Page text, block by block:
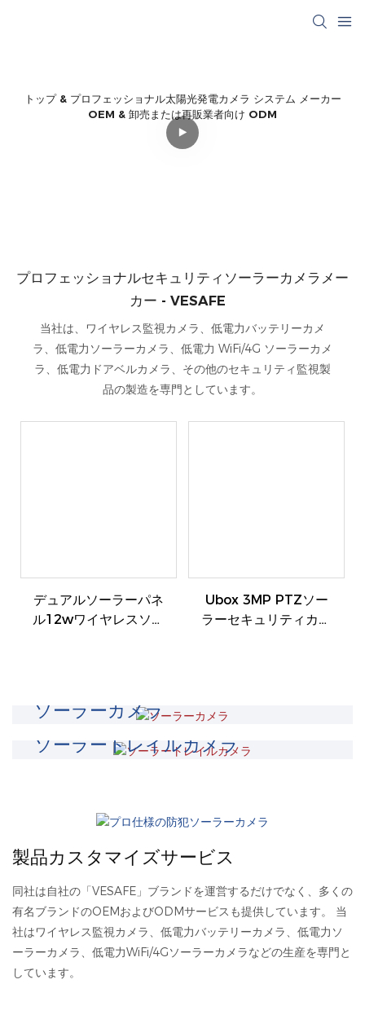
トップ & プロフェッショナル太陽光発電カメラ システム メーカー
OEM & 卸売または再販業者向け ODM
プロフェッショナルセキュリティソーラーカメラメー
カー - VESAFE
当社は、ワイヤレス監視カメラ、低電力バッテリーカメ
ラ、低電力ソーラーカメラ、低電力 WiFi/4G ソーラーカメ
ラ、低電力ドアベルカメラ、その他のセキュリティ監視製
品の製造を専門としています。
デュアルソーラーパネ
ル12wワイヤレスソー
Ubox 3MP PTZソー
ラーセキュリティカメ
ソーラーカメラ
ソーラートレイルカメラ
製品カスタマイズサービス
同社は自社の「VESAFE」ブランドを運営するだけでなく、多くの
有名ブランドのOEMおよびODMサービスも提供しています。 当
社はワイヤレス監視カメラ、低電力バッテリーカメラ、低電力ソ
ーラーカメラ、低電力WiFi/4Gソーラーカメラなどの生産を専門と
しています。